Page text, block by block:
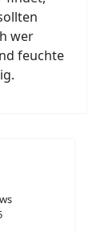
wer
feuchte